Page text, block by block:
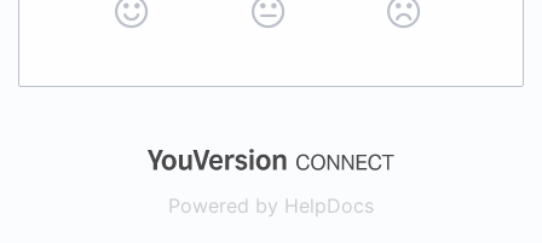
(opens in a
Powered by HelpDocs